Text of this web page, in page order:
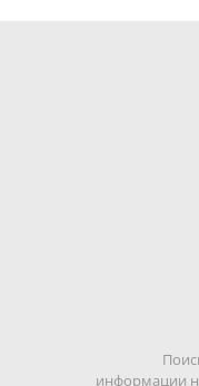
информации